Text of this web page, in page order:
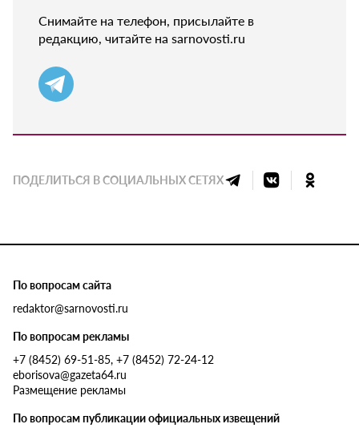
Снимайте на телефон, присылайте в
редакцию, читайте на sarnovosti.ru
ПОДЕЛИТЬСЯ В СОЦИАЛЬНЫХ СЕТЯХ
По вопросам сайта
redaktor@sarnovosti.ru
По вопросам рекламы
+7 (8452) 69-51-85, +7 (8452) 72-24-12
eborisova@gazeta64.ru
Размещение рекламы
По вопросам публикации официальных извещений